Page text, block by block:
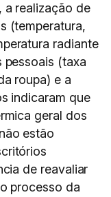
a realização de
(temperatura,
radiante
pessoais (taxa
roupa) e a
indicaram que
geral dos
estão
de reavaliar
processo da